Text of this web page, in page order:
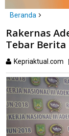
Beranda
headline
Rakernas Adeksi
Rakernas
Tebar Berita
Kepriaktual.com